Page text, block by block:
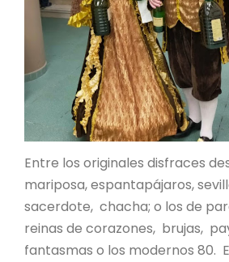
Entre los originales disfraces
mariposa, espantapájaros,
sacerdote, chacha; o los de
reinas de corazones, brujas,
fantasmas o los modernos 80.